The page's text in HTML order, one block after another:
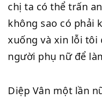
chị ta có thể trấn
không sao có phải
xuống và xin lỗi tôi
người phụ nữ để
Diệp Vân một lần